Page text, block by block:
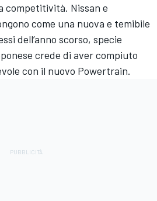
competitività. Nissan e
come una nuova e temibile
dell’anno scorso, specie
crede di aver compiuto
con il nuovo Powertrain.